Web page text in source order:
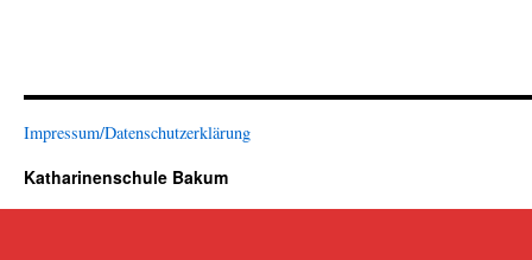
Impressum/Datenschutzerklärung
Katharinenschule Bakum